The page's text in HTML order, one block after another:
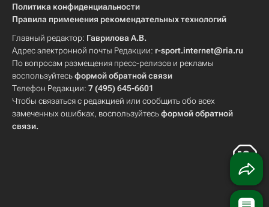
Политика конфиденциальности
Правила применения рекомендательных технологий
Главный редактор: Гаврилова А.В.
Адрес электронной почты Редакции: r-sport.internet@ria.ru
По вопросам размещения пресс-релизов и рекламы
воспользуйтесьформой обратной связи
Телефон Редакции: 7 (495) 645-6601
Чтобы связаться с редакцией или сообщить обо всех
замеченных ошибках, воспользуйтесьформой обратной
связи.